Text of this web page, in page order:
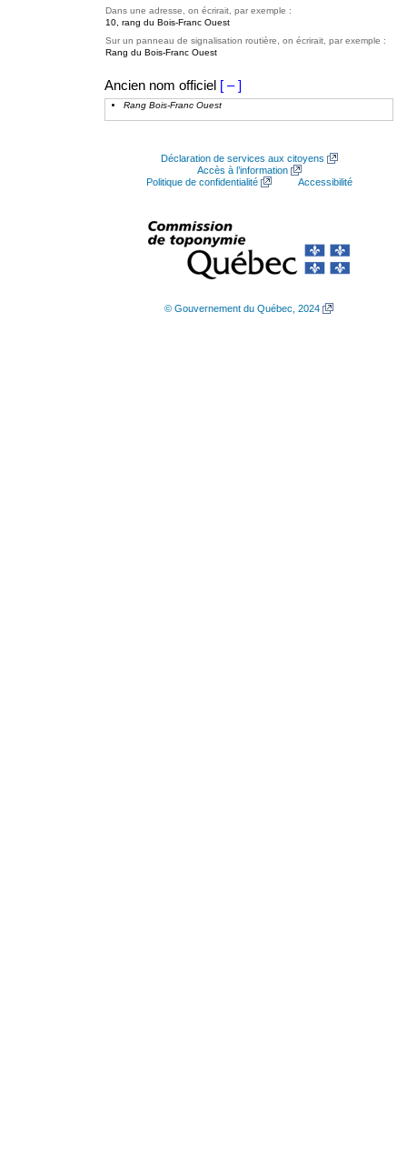
Dans une adresse, on écrirait, par exemple :
10, rang du Bois-Franc Ouest
Sur un panneau de signalisation routière, on écrirait, par exemple :
Rang du Bois-Franc Ouest
Ancien nom officiel [ – ]
Rang Bois-Franc Ouest
Déclaration de services aux citoyens
Accès à l’information
Politique de confidentialité
Accessibilité
© Gouvernement du Québec, 2024